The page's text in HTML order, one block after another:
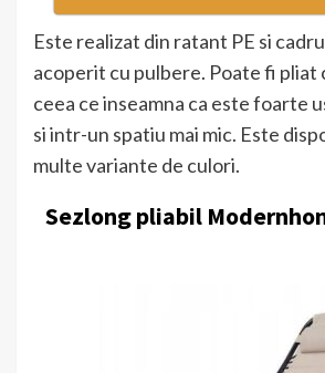
Este realizat din ratant PE si
acoperit cu pulbere. Poate fi pliat
ceea ce inseamna ca este foarte
si intr-un spatiu mai mic. Este
multe variante de culori.
Sezlong pliabil